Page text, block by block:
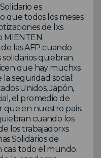
es
que todos los meses
de lxs
MIENTEN
las AFP cuando
quiebran.
que hay muchxs
la seguridad social:
Unidos, Japón,
el promedio de
que en nuestro país.
cuando los
los trabajadorxs
Solidarios de
casi todo el mundo.